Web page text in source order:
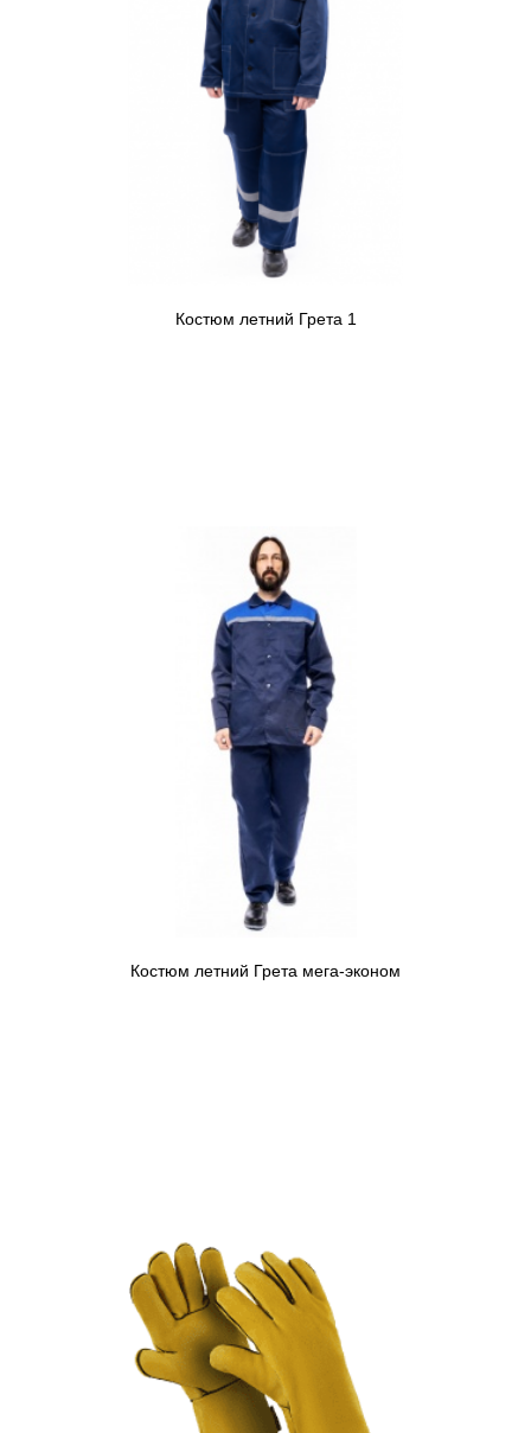
Костюм летний Грета 1
Костюм летний Грета мега-эконом